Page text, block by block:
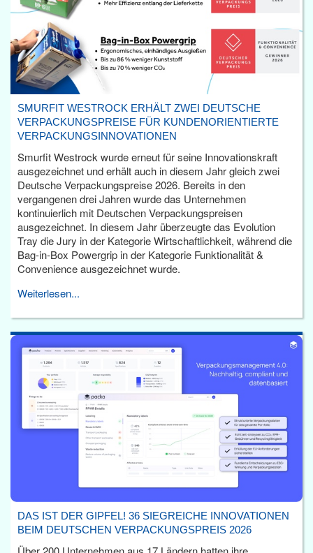
SMURFIT WESTROCK ERHÄLT ZWEI DEUTSCHE
VERPACKUNGSPREISE FÜR KUNDENORIENTIERTE
VERPACKUNGSINNOVATIONEN
Smurfit Westrock wurde erneut für seine Innovationskraft
ausgezeichnet und erhält auch in diesem Jahr gleich zwei
Deutsche Verpackungspreise 2026. Bereits in den
vergangenen drei Jahren wurde das Unternehmen
kontinuierlich mit Deutschen Verpackungspreisen
ausgezeichnet. In diesem Jahr überzeugte das Evolution
Tray die Jury in der Kategorie Wirtschaftlichkeit, während die
Bag-in-Box Powergrip in der Kategorie Funktionalität &
Convenience ausgezeichnet wurde.
Weiterlesen...
DAS IST DER GIPFEL! 36 SIEGREICHE INNOVATIONEN
BEIM DEUTSCHEN VERPACKUNGSPREIS 2026